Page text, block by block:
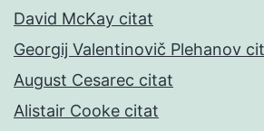
David McKay citat
Georgij Valentinovič Plehanov
August Cesarec citat
Alistair Cooke citat